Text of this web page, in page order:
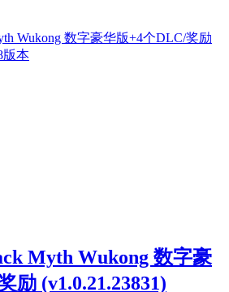
Myth Wukong 数字豪
励 (v1.0.21.23831)